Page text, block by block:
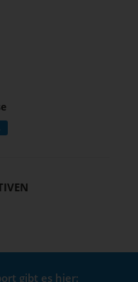
gibt es hier: